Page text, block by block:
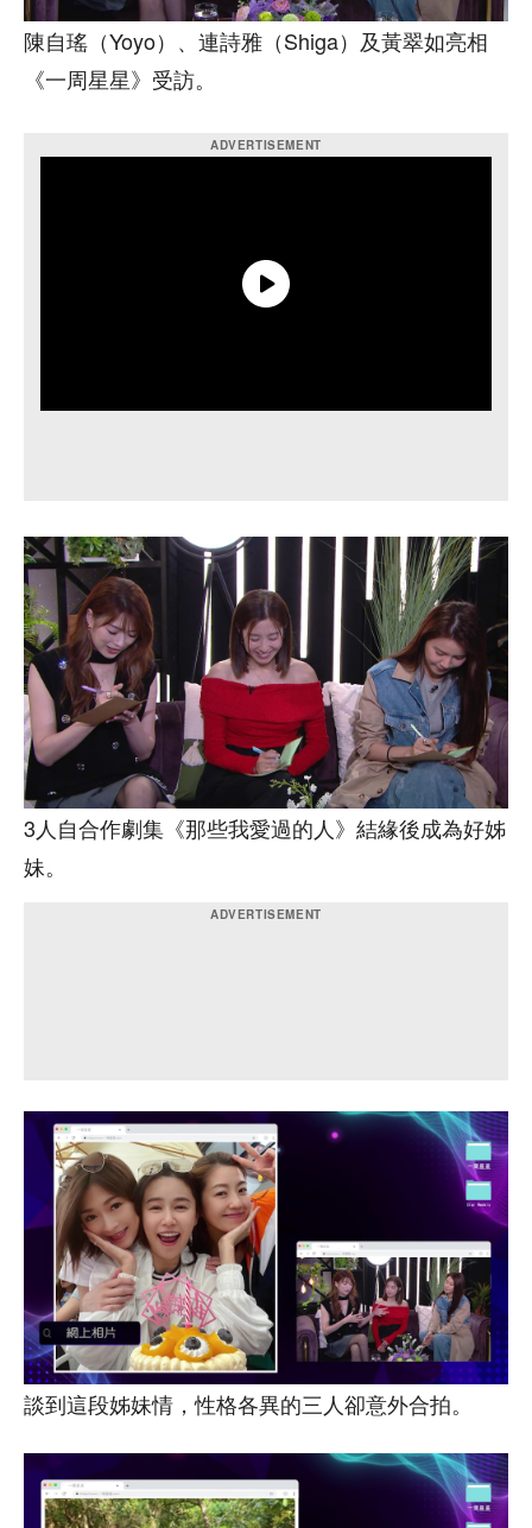
陳自瑤（Yoyo）、連詩雅（Shiga）及黃翠如亮相
《一周星星》受訪。
3人自合作劇集《那些我愛過的人》結緣後成為好姊
妹。
談到這段姊妹情，性格各異的三人卻意外合拍。